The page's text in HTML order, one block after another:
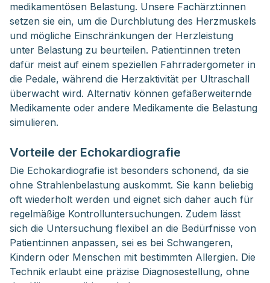
medikamentösen Belastung. Unsere Fachärzt:innen
setzen sie ein, um die Durchblutung des Herzmuskels
und mögliche Einschränkungen der Herzleistung
unter Belastung zu beurteilen. Patient:innen treten
dafür meist auf einem speziellen Fahrradergometer in
die Pedale, während die Herzaktivität per Ultraschall
überwacht wird. Alternativ können gefäßerweiternde
Medikamente oder andere Medikamente die Belastung
simulieren.
Vorteile der Echokardiografie
Die Echokardiografie ist besonders schonend, da sie
ohne Strahlenbelastung auskommt. Sie kann beliebig
oft wiederholt werden und eignet sich daher auch für
regelmäßige Kontrolluntersuchungen. Zudem lässt
sich die Untersuchung flexibel an die Bedürfnisse von
Patient:innen anpassen, sei es bei Schwangeren,
Kindern oder Menschen mit bestimmten Allergien. Die
Technik erlaubt eine präzise Diagnosestellung, ohne